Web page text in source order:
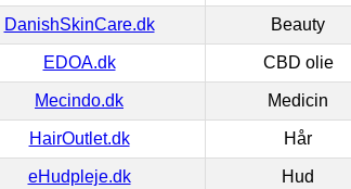
DanishSkinCare.dk Beauty
EDOA.dk CBD olie
Mecindo.dk Medicin
HairOutlet.dk Hår
eHudpleje.dk Hud